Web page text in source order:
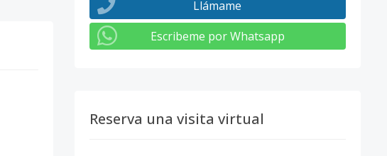
Llámame
Escribeme por Whatsapp
Reserva una visita virtual